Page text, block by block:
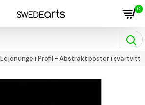
0
Lejonunge i Profil - Abstrakt poster i svartvitt